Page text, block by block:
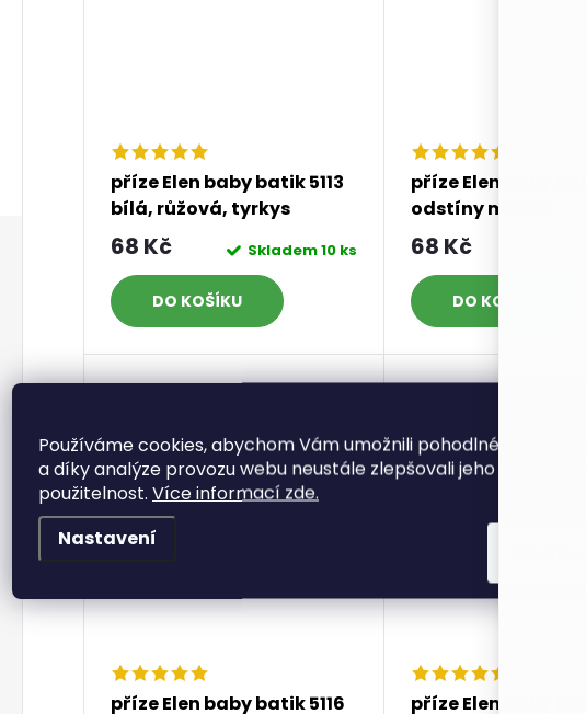
Používáme cookies, abychom Vám umožnili pohodlné prohlížení
a díky analýze provozu webu neustále zlepšovali jeho funkce,
použitelnost. Více informací zde.
Nastavení
příze Elen baby batik 5113
bílá, růžová, tyrkys
68 Kč Skladem10 ks
DO KOŠÍKU
příze Elen baby
odstíny modré
68 Kč
DO KOŠÍKU
příze Elen baby batik 5116
příze Elen baby